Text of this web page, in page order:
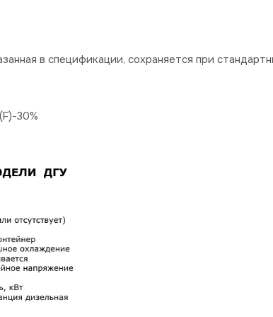
в спецификации, сохраняется при
30%